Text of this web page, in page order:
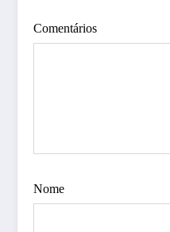
Comentários
Nome